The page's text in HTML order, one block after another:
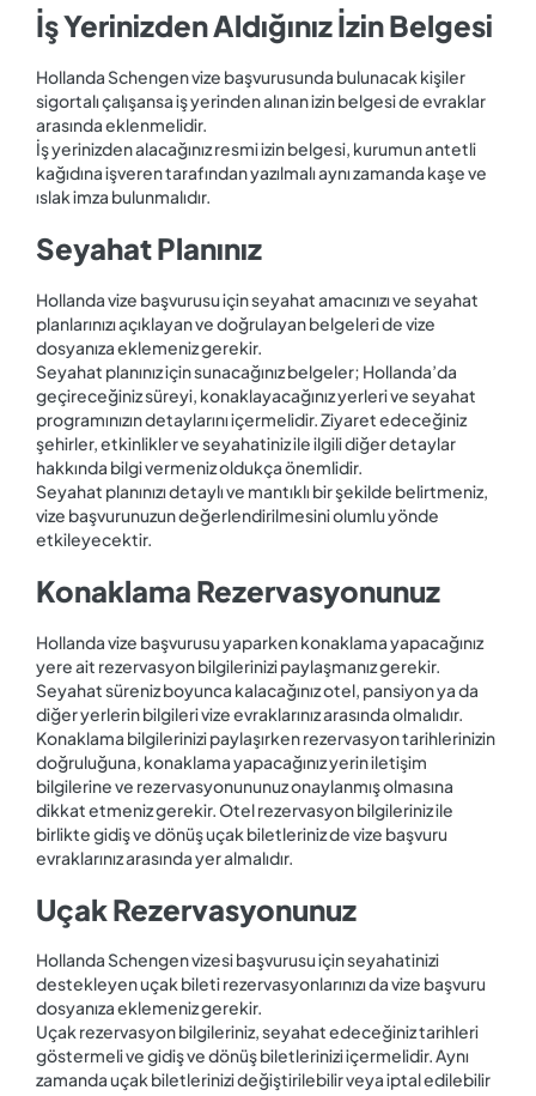
İş Yerinizden Aldığınız İzin Belgesi
Hollanda Schengen vize başvurusunda bulunacak kişiler
sigortalı çalışansa iş yerinden alınan izin belgesi de evraklar
arasında eklenmelidir.
İş yerinizden alacağınız resmi izin belgesi, kurumun antetli
kağıdına işveren tarafından yazılmalı aynı zamanda kaşe ve
ıslak imza bulunmalıdır.
Seyahat Planınız
Hollanda vize başvurusu için seyahat amacınızı ve seyahat
planlarınızı açıklayan ve doğrulayan belgeleri de vize
dosyanıza eklemeniz gerekir.
Seyahat planınız için sunacağınız belgeler; Hollanda’da
geçireceğiniz süreyi, konaklayacağınız yerleri ve seyahat
programınızın detaylarını içermelidir. Ziyaret edeceğiniz
şehirler, etkinlikler ve seyahatiniz ile ilgili diğer detaylar
hakkında bilgi vermeniz oldukça önemlidir.
Seyahat planınızı detaylı ve mantıklı bir şekilde belirtmeniz,
vize başvurunuzun değerlendirilmesini olumlu yönde
etkileyecektir.
Konaklama Rezervasyonunuz
Hollanda vize başvurusu yaparken konaklama yapacağınız
yere ait rezervasyon bilgilerinizi paylaşmanız gerekir.
Seyahat süreniz boyunca kalacağınız otel, pansiyon ya da
diğer yerlerin bilgileri vize evraklarınız arasında olmalıdır.
Konaklama bilgilerinizi paylaşırken rezervasyon tarihlerinizin
doğruluğuna, konaklama yapacağınız yerin iletişim
bilgilerine ve rezervasyonununuz onaylanmış olmasına
dikkat etmeniz gerekir. Otel rezervasyon bilgileriniz ile
birlikte gidiş ve dönüş uçak biletleriniz de vize başvuru
evraklarınız arasında yer almalıdır.
Uçak Rezervasyonunuz
Hollanda Schengen vizesi başvurusu için seyahatinizi
destekleyen uçak bileti rezervasyonlarınızı da vize başvuru
dosyanıza eklemeniz gerekir.
Uçak rezervasyon bilgileriniz, seyahat edeceğiniz tarihleri
göstermeli ve gidiş ve dönüş biletlerinizi içermelidir. Aynı
zamanda uçak biletlerinizi değiştirilebilir veya iptal edilebilir